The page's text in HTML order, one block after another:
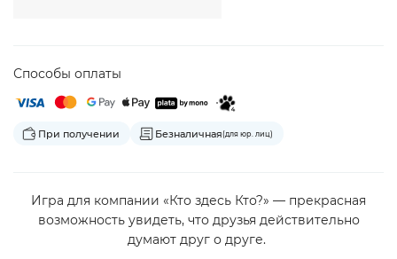
Способы оплаты
При получении Безналичная(для юр. лиц)
Игра для компании «Кто здесь Кто?» — прекрасная
возможность увидеть, что друзья действительно
думают друг о друге.